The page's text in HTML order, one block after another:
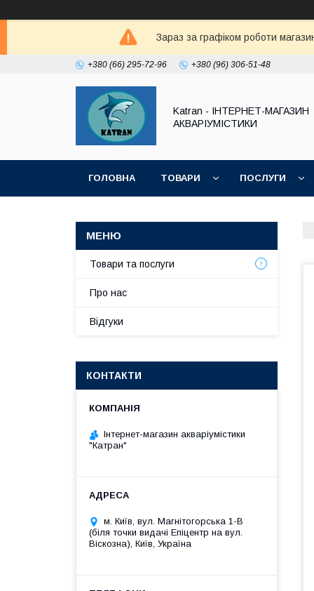
Зараз за графіком роботи
+380 (66) 295-72-96 +380 (96) 306-51-48
Katran - ІНТЕРНЕТ-МАГАЗИН
АКВАРІУМІСТИКИ
ГОЛОВНА ТОВАРИ ПОСЛУГИ
Товари та послуги
Про нас
Відгуки
КОНТАКТИ
Інтернет-магазин акваріумістики
"Катран"
м. Київ, вул. Магнітогорська 1-В
(біля точки видачі Епіцентр на вул.
Віскозна), Київ, Україна